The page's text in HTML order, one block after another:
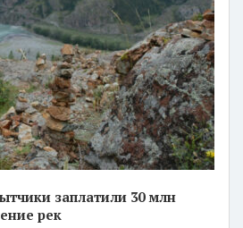
заплатили 30 млн
рек